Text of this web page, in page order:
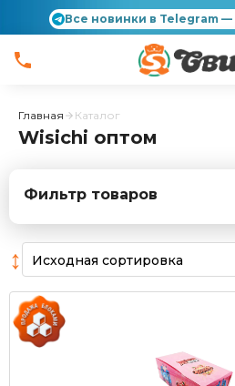
Все новинки в Telegram
Главная Каталог
Wisichi оптом
Фильтр товаров
↕